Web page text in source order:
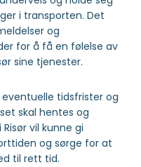
i transporten. Det
og
for å få en følelse av
sine tjenester.
tidsfrister og
skal hentes og
vil kunne gi
og sørge for at
til rett tid.